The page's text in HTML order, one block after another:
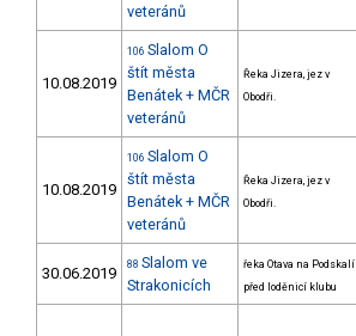
veteránů
10.08.2019
106 Slalom O
štít města
Benátek + MČR
veteránů
Řeka Jizera, jez v
Obodři.
10.08.2019
106 Slalom O
štít města
Benátek + MČR
veteránů
Řeka Jizera, jez v
Obodři.
30.06.2019 88 Slalom ve
Strakonicích
řeka Otava na Podskalí
před loděnicí klubu